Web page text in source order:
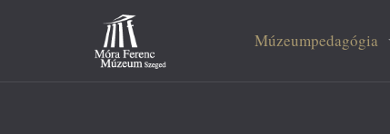
Múzeumpedagógia